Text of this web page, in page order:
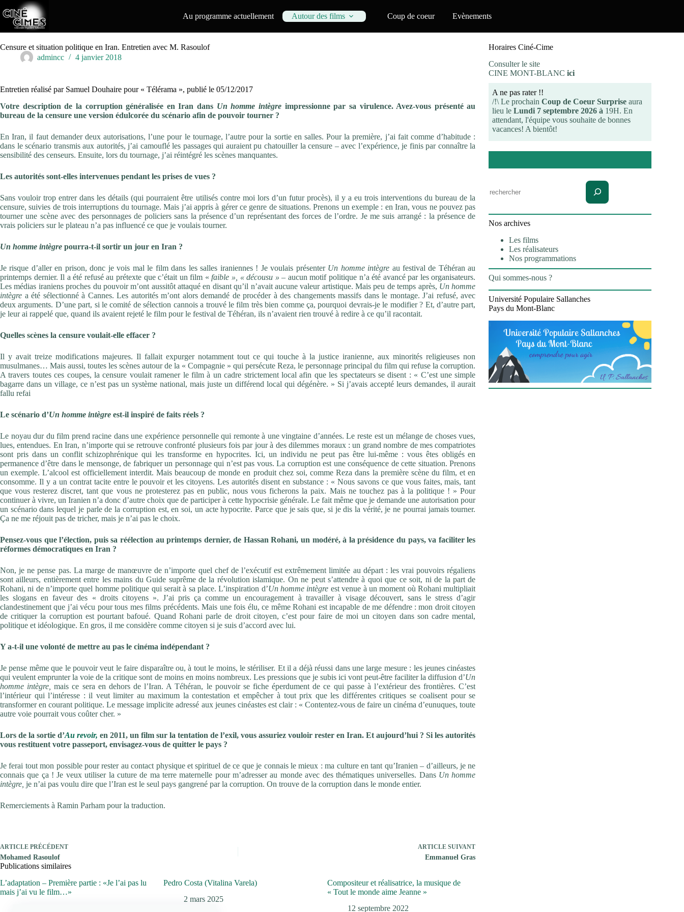
au
contenu
Au programme actuellement Autour des films Coup de coeur Evènements
Censure et situation politique en Iran. Entretien avec M. Rasoulof
admincc
4 janvier 2018
Entretien réalisé par Samuel Douhaire pour « Télérama », publié le 05/12/2017
Votre description de la corruption généralisée en Iran dans Un homme intègreimpressionne par sa virulence. Avez-vous présenté au
bureau de la censure une version édulcorée du scénario afin de pouvoir tourner ?
En Iran, il faut demander deux autorisations, l’une pour le tournage, l’autre pour la sortie en salles. Pour la première, j’ai fait comme d’habitude :
dans le scénario transmis aux autorités, j’ai camouflé les passages qui auraient pu chatouiller la censure – avec l’expérience, je finis par connaître la
sensibilité des censeurs. Ensuite, lors du tournage, j’ai réintégré les scènes manquantes.
Les autorités sont-elles intervenues pendant les prises de vues ?
Sans vouloir trop entrer dans les détails (qui pourraient être utilisés contre moi lors d’un futur procès), il y a eu trois interventions du bureau de la
censure, suivies de trois interruptions du tournage. Mais j’ai appris à gérer ce genre de situations. Prenons un exemple : en Iran, vous ne pouvez pas
tourner une scène avec des personnages de policiers sans la présence d’un représentant des forces de l’ordre. Je me suis arrangé : la présence de
vrais policiers sur le plateau n’a pas influencé ce que je voulais tourner.
Un homme intègre pourra-t-il sortir un jour en Iran ?
Je risque d’aller en prison, donc je vois mal le film dans les salles iraniennes ! Je voulais présenter Un homme intègre au festival de Téhéran au
printemps dernier. Il a été refusé au prétexte que c’était un film « faible », « décousu » – aucun motif politique n’a été avancé par les organisateurs.
Les médias iraniens proches du pouvoir m’ont aussitôt attaqué en disant qu’il n’avait aucune valeur artistique. Mais peu de temps après, Un homme
intègre a été sélectionné à Cannes. Les autorités m’ont alors demandé de procéder à des changements massifs dans le montage. J’ai refusé, avec
deux arguments. D’une part, si le comité de sélection cannois a trouvé le film très bien comme ça, pourquoi devrais-je le modifier ? Et, d’autre part,
je leur ai rappelé que, quand ils avaient rejeté le film pour le festival de Téhéran, ils n’avaient rien trouvé à redire à ce qu’il racontait.
Quelles scènes la censure voulait-elle effacer ?
Il y avait treize modifications majeures. Il fallait expurger notamment tout ce qui touche à la justice iranienne, aux minorités religieuses non
musulmanes… Mais aussi, toutes les scènes autour de la « Compagnie » qui persécute Reza, le personnage principal du film qui refuse la corruption.
A travers toutes ces coupes, la censure voulait ramener le film à un cadre strictement local afin que les spectateurs se disent : « C’est une simple
bagarre dans un village, ce n’est pas un système national, mais juste un différend local qui dégénère. » Si j’avais accepté leurs demandes, il aurait
fallu refai
Le scénario d’Un homme intègre est-il inspiré de faits réels ?
Le noyau dur du film prend racine dans une expérience personnelle qui remonte à une vingtaine d’années. Le reste est un mélange de choses vues,
lues, entendues. En Iran, n’importe qui se retrouve confronté plusieurs fois par jour à des dilemmes moraux : un grand nombre de mes compatriotes
sont pris dans un conflit schizophrénique qui les transforme en hypocrites. Ici, un individu ne peut pas être lui-même : vous êtes obligés en
permanence d’être dans le mensonge, de fabriquer un personnage qui n’est pas vous. La corruption est une conséquence de cette situation. Prenons
un exemple. L’alcool est officiellement interdit. Mais beaucoup de monde en produit chez soi, comme Reza dans la première scène du film, et en
consomme. Il y a un contrat tacite entre le pouvoir et les citoyens. Les autorités disent en substance : « Nous savons ce que vous faites, mais, tant
que vous resterez discret, tant que vous ne protesterez pas en public, nous vous ficherons la paix. Mais ne touchez pas à la politique ! » Pour
continuer à vivre, un Iranien n’a donc d’autre choix que de participer à cette hypocrisie générale. Le fait même que je demande une autorisation pour
un scénario dans lequel je parle de la corruption est, en soi, un acte hypocrite. Parce que je sais que, si je dis la vérité, je ne pourrai jamais tourner.
Ça ne me réjouit pas de tricher, mais je n’ai pas le choix.
Pensez-vous que l’élection, puis sa réélection au printemps dernier, de Hassan Rohani, un modéré, à la présidence du pays, va faciliter les
réformes démocratiques en Iran ?
Non, je ne pense pas. La marge de manœuvre de n’importe quel chef de l’exécutif est extrêmement limitée au départ : les vrai pouvoirs régaliens
sont ailleurs, entièrement entre les mains du Guide suprême de la révolution islamique. On ne peut s’attendre à quoi que ce soit, ni de la part de
Rohani, ni de n’importe quel homme politique qui serait à sa place. L’inspiration d’Un homme intègre est venue à un moment où Rohani multipliait
les slogans en faveur des « droits citoyens ». J’ai pris ça comme un encouragement à travailler à visage découvert, sans le stress d’agir
clandestinement que j’ai vécu pour tous mes films précédents. Mais une fois élu, ce même Rohani est incapable de me défendre : mon droit citoyen
de critiquer la corruption est pourtant bafoué. Quand Rohani parle de droit citoyen, c’est pour faire de moi un citoyen dans son cadre mental,
politique et idéologique. En gros, il me considère comme citoyen si je suis d’accord avec lui.
Y a-t-il une volonté de mettre au pas le cinéma indépendant ?
Je pense même que le pouvoir veut le faire disparaître ou, à tout le moins, le stériliser. Et il a déjà réussi dans une large mesure : les jeunes cinéastes
qui veulent emprunter la voie de la critique sont de moins en moins nombreux. Les pressions que je subis ici vont peut-être faciliter la diffusion d’Un
homme intègre, mais ce sera en dehors de l’Iran. A Téhéran, le pouvoir se fiche éperdument de ce qui passe à l’extérieur des frontières. C’est
l’intérieur qui l’intéresse : il veut limiter au maximum la contestation et empêcher à tout prix que les différentes critiques se coalisent pour se
transformer en courant politique. Le message implicite adressé aux jeunes cinéastes est clair : « Contentez-vous de faire un cinéma d’eunuques, toute
autre voie pourrait vous coûter cher. »
Lors de la sortie d’Au revoir, en 2011, un film sur la tentation de l’exil, vous assuriez vouloir rester en Iran. Et aujourd’hui ? Si les autorités
vous restituent votre passeport, envisagez-vous de quitter le pays ?
Je ferai tout mon possible pour rester au contact physique et spirituel de ce que je connais le mieux : ma culture en tant qu’Iranien – d’ailleurs, je ne
connais que ça ! Je veux utiliser la cuture de ma terre maternelle pour m’adresser au monde avec des thématiques universelles. Dans Un homme
intègre, je n’ai pas voulu dire que l’Iran est le seul pays gangrené par la corruption. On trouve de la corruption dans le monde entier.
Remerciements à Ramin Parham pour la traduction.
ARTICLE PRÉCÉDENT
Mohamed Rasoulof
ARTICLE SUIVANT
Emmanuel Gras
Publications similaires
L’adaptation – Première partie : «Je l’ai pas lu
mais j’ai vu le film…»
Pedro Costa (Vitalina Varela)
2 mars 2025
Compositeur et réalisatrice, la musique de
« Tout le monde aime Jeanne »
12 septembre 2022
Horaires Ciné-Cime
Consulter le site
CINE MONT-BLANC ici
A ne pas rater !!
/!\ Le prochain Coup de Coeur Surprise aura
lieu le Lundi 7 septembre 2026 à 19H. En
attendant, l'équipe vous souhaite de bonnes
vacances! A bientôt!
Nos archives
Les films
Les réalisateurs
Nos programmations
Qui sommes-nous ?
Université Populaire Sallanches
Pays du Mont-Blanc